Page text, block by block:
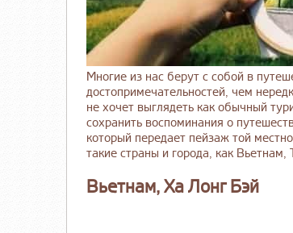
Многие из нас берут с собой в
достопримечательностей, чем
не хочет выглядеть как обычный
сохранить воспоминания о
который передает пейзаж той
такие страны и города, как
Вьетнам, Ха Лонг Бэй